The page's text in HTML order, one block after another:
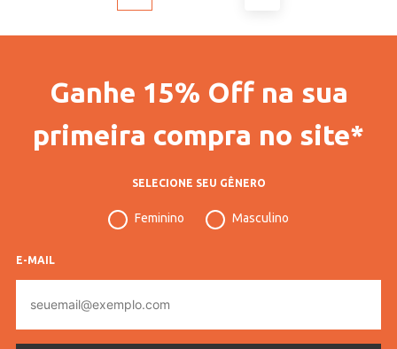
Ganhe 15% Off na sua
primeira compra no site*
SELECIONE SEU GÊNERO
Feminino Masculino
E-MAIL
mail